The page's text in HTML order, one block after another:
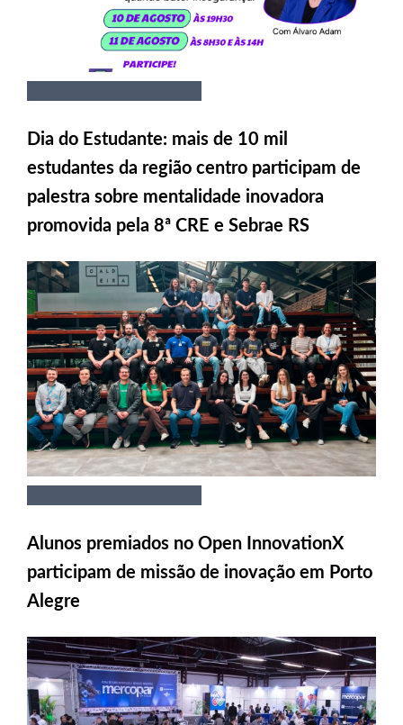
Dia do Estudante: mais de 10 mil
estudantes da região centro participam de
palestra sobre mentalidade inovadora
promovida pela 8ª CRE e Sebrae RS
Alunos premiados no Open InnovationX
participam de missão de inovação em Porto
Alegre